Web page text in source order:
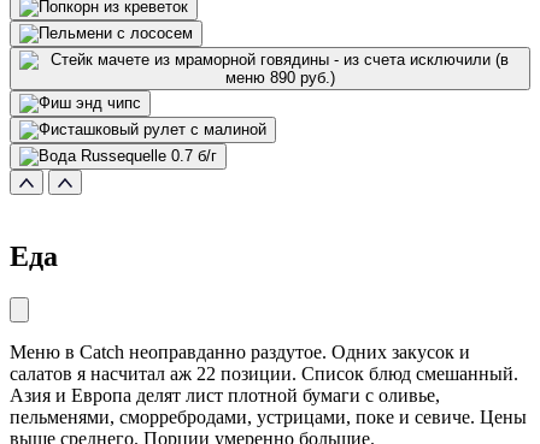
Еда
Меню в Catch неоправданно раздутое. Одних закусок и
салатов я насчитал аж 22 позиции. Список блюд смешанный.
Азия и Европа делят лист плотной бумаги с оливье,
пельменями, сморребродами, устрицами, поке и севиче. Цены
выше среднего. Порции умеренно большие.